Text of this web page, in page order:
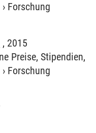
› Forschung
, 2015
Preise, Stipendien,
› Forschung